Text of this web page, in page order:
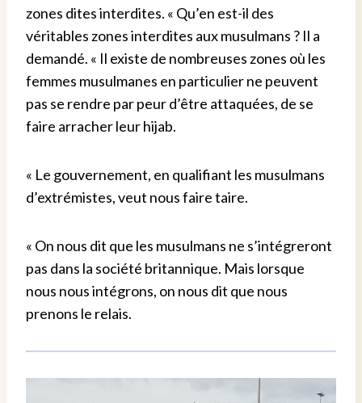
zones dites interdites. « Qu’en est-il des
véritables zones interdites aux musulmans ? Il a
demandé. « Il existe de nombreuses zones où les
femmes musulmanes en particulier ne peuvent
pas se rendre par peur d’être attaquées, de se
faire arracher leur hijab.
« Le gouvernement, en qualifiant les musulmans
d’extrémistes, veut nous faire taire.
« On nous dit que les musulmans ne s’intégreront
pas dans la société britannique. Mais lorsque
nous nous intégrons, on nous dit que nous
prenons le relais.